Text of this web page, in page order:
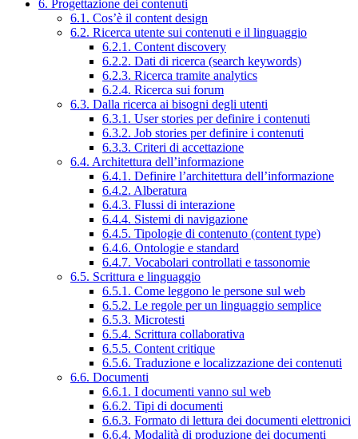
6. Progettazione dei contenuti
6.1. Cos’è il content design
6.2. Ricerca utente sui contenuti e il linguaggio
6.2.1. Content discovery
6.2.2. Dati di ricerca (search keywords)
6.2.3. Ricerca tramite analytics
6.2.4. Ricerca sui forum
6.3. Dalla ricerca ai bisogni degli utenti
6.3.1. User stories per definire i contenuti
6.3.2. Job stories per definire i contenuti
6.3.3. Criteri di accettazione
6.4. Architettura dell’informazione
6.4.1. Definire l’architettura dell’informazione
6.4.2. Alberatura
6.4.3. Flussi di interazione
6.4.4. Sistemi di navigazione
6.4.5. Tipologie di contenuto (content type)
6.4.6. Ontologie e standard
6.4.7. Vocabolari controllati e tassonomie
6.5. Scrittura e linguaggio
6.5.1. Come leggono le persone sul web
6.5.2. Le regole per un linguaggio semplice
6.5.3. Microtesti
6.5.4. Scrittura collaborativa
6.5.5. Content critique
6.5.6. Traduzione e localizzazione dei contenuti
6.6. Documenti
6.6.1. I documenti vanno sul web
6.6.2. Tipi di documenti
6.6.3. Formato di lettura dei documenti elettronici
6.6.4. Modalità di produzione dei documenti